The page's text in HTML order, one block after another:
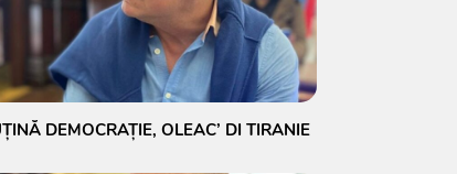
DEMOCRAȚIE, OLEAC’ DI TIRANIE